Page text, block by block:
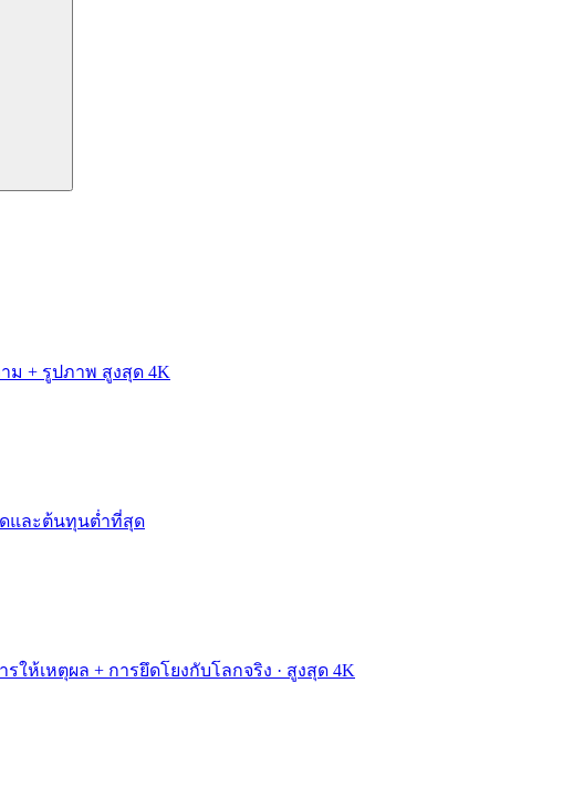
ม + รูปภาพ สูงสุด 4K
ดและต้นทุนต่ำที่สุด
รให้เหตุผล + การยึดโยงกับโลกจริง · สูงสุด 4K